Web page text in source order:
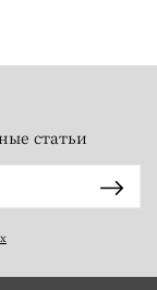
статьи